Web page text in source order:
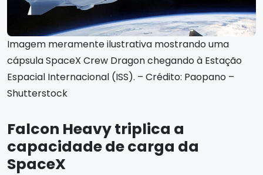
Imagem meramente ilustrativa mostrando uma
cápsula SpaceX Crew Dragon chegando à Estação
Espacial Internacional (ISS). – Crédito: Paopano –
Shutterstock
Falcon Heavy triplica a
capacidade de carga da
SpaceX